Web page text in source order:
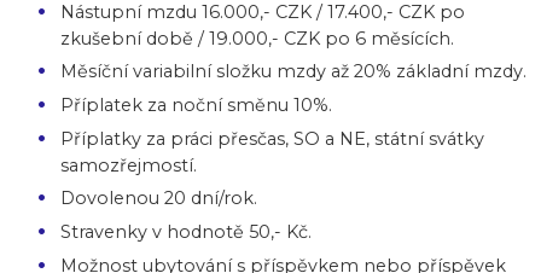
Nástupní mzdu 16.000,- CZK / 17.400,- CZK po
zkušební době / 19.000,- CZK po 6 měsících.
Měsíční variabilní složku mzdy až 20% základní mzdy.
Příplatek za noční směnu 10%.
Příplatky za práci přesčas, SO a NE, státní svátky
samozřejmostí.
Dovolenou 20 dní/rok.
Stravenky v hodnotě 50,- Kč.
Možnost ubytování s příspěvkem nebo příspěvek